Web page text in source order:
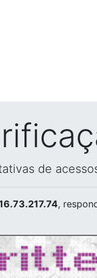
de
,